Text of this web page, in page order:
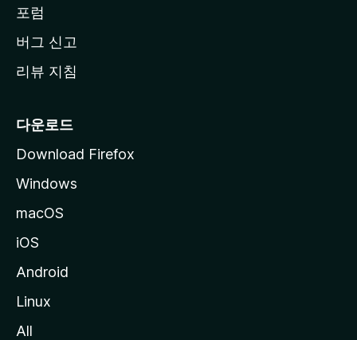
동
포럼
버그 신고
리뷰 지침
다운로드
Download Firefox
Windows
macOS
iOS
Android
Linux
All